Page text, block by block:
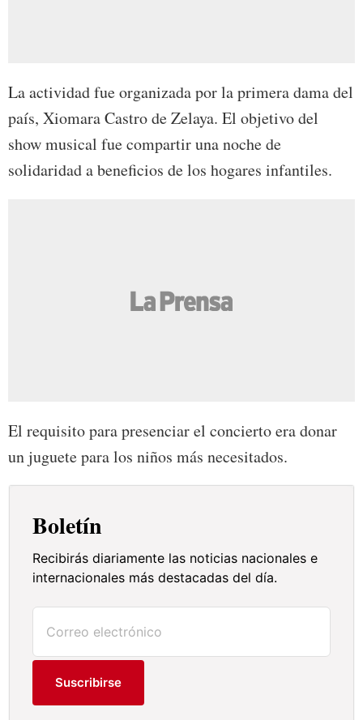
La actividad fue organizada por la primera dama del
país, Xiomara Castro de Zelaya. El objetivo del
show musical fue compartir una noche de
solidaridad a beneficios de los hogares infantiles.
El requisito para presenciar el concierto era donar
un juguete para los niños más necesitados.
Boletín
Recibirás diariamente las noticias nacionales e
internacionales más destacadas del día.
Suscribirse